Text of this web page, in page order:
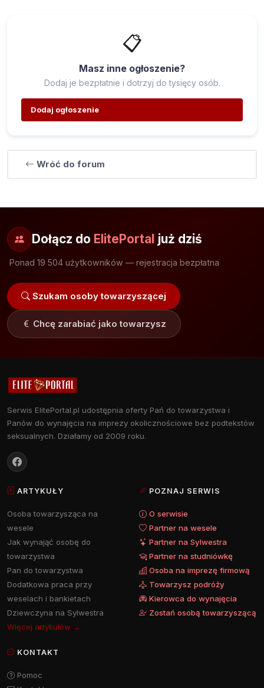
📋
Masz inne ogłoszenie?
Dodaj je bezpłatnie i dotrzyj do tysięcy osób.
Dodaj ogłoszenie
Wróć do forum
Dołącz do ElitePortal już dziś
Ponad 19 504 użytkowników — rejestracja bezpłatna
Szukam osoby towarzyszącej
Chcę zarabiać jako towarzysz
Serwis ElitePortal.pl udostępnia oferty Pań do towarzystwa i
Panów do wynajęcia na imprezy okolicznościowe bez podtekstów
seksualnych. Działamy od 2009 roku.
ARTYKUŁY
Osoba towarzysząca na
wesele
Jak wynająć osobę do
towarzystwa
Pan do towarzystwa
Dodatkowa praca przy
weselach i bankietach
Dziewczyna na Sylwestra
Więcej artykułów →
POZNAJ SERWIS
O serwisie
Partner na wesele
Partner na Sylwestra
Partner na studniówkę
Osoba na imprezę firmową
Towarzysz podróży
Kierowca do wynajęcia
Zostań osobą towarzyszącą
KONTAKT
Pomoc